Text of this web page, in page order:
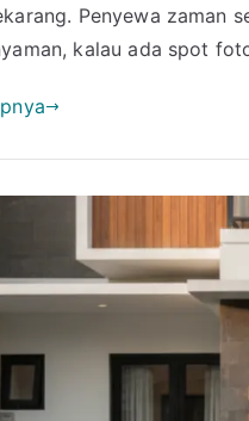
Rumah
Kontrakan
Instagramable
Penyewa zaman
kalau ada spot